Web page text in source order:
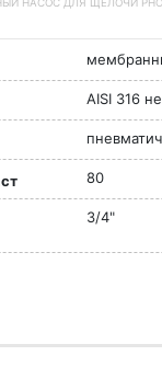
НАСОС ДЛЯ ЩЕЛОЧИ
AISI 316
80
3/4"